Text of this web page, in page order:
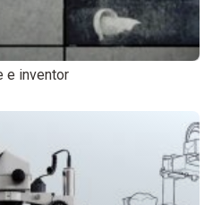
e inventor